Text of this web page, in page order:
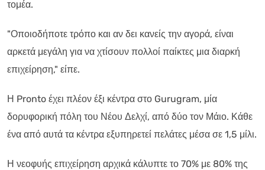
τομέα.
"Οποιοδήποτε τρόπο και αν δει κανείς την αγορά, είναι
αρκετά μεγάλη για να χτίσουν πολλοί παίκτες μια διαρκή
επιχείρηση," είπε.
Η Pronto έχει πλέον έξι κέντρα στο Gurugram, μία
δορυφορική πόλη του Νέου Δελχί, από δύο τον Μάιο. Κάθε
ένα από αυτά τα κέντρα εξυπηρετεί πελάτες μέσα σε 1,5 μίλι.
Η νεοφυής επιχείρηση αρχικά κάλυπτε το 70% με 80% της